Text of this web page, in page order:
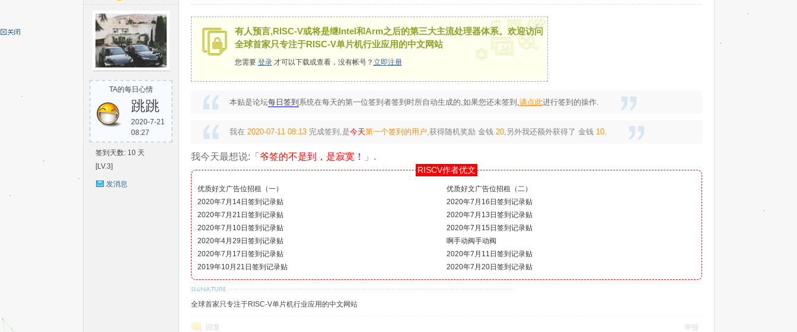
TA的每日心情
跳跳
2020-7-21
08:27
签到天数: 10 天
[LV.3]
发消息
有人预言,RISC-V或将是继Intel和Arm之后的第三大主流处理器体系。欢迎访问
全球首家只专注于RISC-V单片机行业应用的中文网站
您需要 登录才可以下载或查看，没有帐号？ 立即注册
x
本贴是论坛每日签到 系统在每天的第一位签到者签到时所自动生成的,如果您还未签到,请点此进行签到的操作.
我在 2020-07-11 08:13完成签到,是今天第一个签到的用户,获得随机奖励 金钱 20,另外我还额外获得了 金钱 10.
我今天最想说:「 爷签的不是到，是寂寞！ 」.
RISCV作者优文
优质好文广告位招租（一）
优质好文广告位招租（二）
2020年7月14日签到记录贴
2020年7月16日签到记录贴
2020年7月21日签到记录贴
2020年7月13日签到记录贴
2020年7月10日签到记录贴
2020年7月15日签到记录贴
2020年4月29日签到记录贴
啊手动阀手动阀
2020年7月17日签到记录贴
2020年7月11日签到记录贴
2019年10月21日签到记录贴
2020年7月20日签到记录贴
全球首家只专注于RISC-V单片机行业应用的中文网站
回复 举报